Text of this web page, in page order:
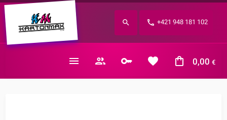
+421 948 181 102
0,00 €
Zabudnuté heslo?
E-mail